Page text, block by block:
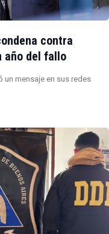
contra
año del fallo
un mensaje en sus redes